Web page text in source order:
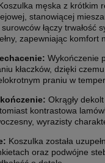
męska z krótkim
stanowiącej
łączy trwałość
zapewniając
Wykończenie
kłaczków, dzięki
praniu w
Okrągły
kontrastowa
wyrazisty
Koszulka została
oraz podwójne